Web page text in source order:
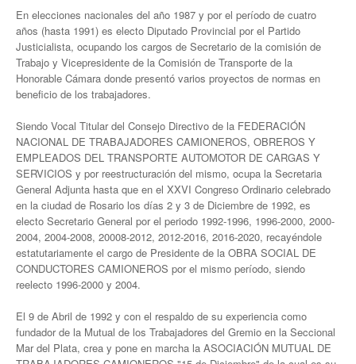
Secretaría de actas
Secretaría gremial
Secretario Tesorero
Secretaría prensa y cultura
Secretaría de Obra Social
Secretaría Administrativa
Secretaría de Organización
Secretaría de Coord. Política
Secretaría Evol. del Salario
Secretaría de Transporte
En elecciones nacionales del año 1987 y por el período de cuatro
años (hasta 1991) es electo Diputado Provincial por el Partido
Justicialista, ocupando los cargos de Secretario de la comisión de
Trabajo y Vicepresidente de la Comisión de Transporte de la
Honorable Cámara donde presentó varios proyectos de normas en
beneficio de los trabajadores.
Siendo Vocal Titular del Consejo Directivo de la FEDERACIÓN
NACIONAL DE TRABAJADORES CAMIONEROS, OBREROS Y
EMPLEADOS DEL TRANSPORTE AUTOMOTOR DE CARGAS Y
SERVICIOS y por reestructuración del mismo, ocupa la Secretaria
General Adjunta hasta que en el XXVI Congreso Ordinario celebrado
en la ciudad de Rosario los días 2 y 3 de Diciembre de 1992, es
electo Secretario General por el periodo 1992-1996, 1996-2000, 2000-
2004, 2004-2008, 20008-2012, 2012-2016, 2016-2020, recayéndole
estatutariamente el cargo de Presidente de la OBRA SOCIAL DE
CONDUCTORES CAMIONEROS por el mismo período, siendo
reelecto 1996-2000 y 2004.
El 9 de Abril de 1992 y con el respaldo de su experiencia como
fundador de la Mutual de los Trabajadores del Gremio en la Seccional
Mar del Plata, crea y pone en marcha la ASOCIACIÓN MUTUAL DE